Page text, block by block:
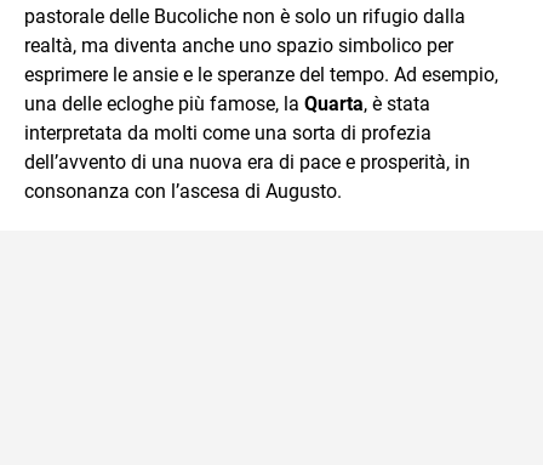
pastorale delle Bucoliche non è solo un rifugio dalla
realtà, ma diventa anche uno spazio simbolico per
esprimere le ansie e le speranze del tempo. Ad esempio,
una delle ecloghe più famose, la Quarta, è stata
interpretata da molti come una sorta di profezia
dell’avvento di una nuova era di pace e prosperità, in
consonanza con l’ascesa di Augusto.